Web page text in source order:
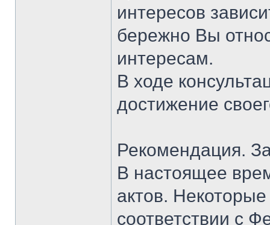
интересов
бережно Вы
интересам.
В ходе
достижение
Рекомендация.
В настоящее
актов.
соответствии с